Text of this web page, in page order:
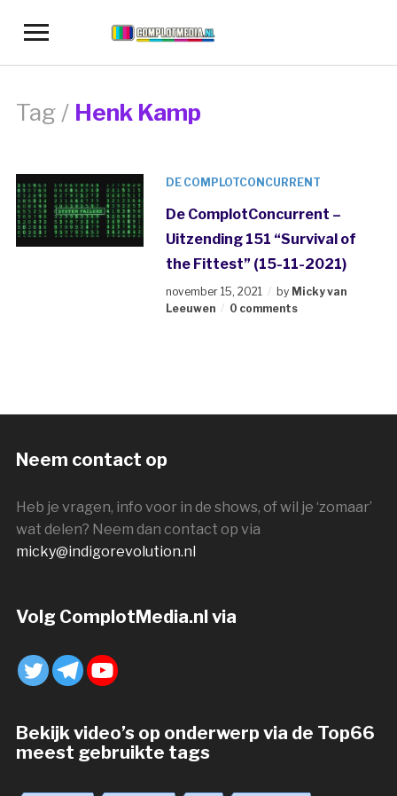
Toggle
navigation
Tag / Henk Kamp
DE COMPLOTCONCURRENT
De ComplotConcurrent –
Uitzending 151 “Survival of
the Fittest” (15-11-2021)
november 15, 2021 by Micky van
Leeuwen
0 comments
Neem contact op
Heb je vragen, info voor in de shows, of wil je ‘zomaar’
wat delen? Neem dan contact op via
micky@indigorevolution.nl
Volg ComplotMedia.nl via
Bekijk video’s op onderwerp via de Top66
meest gebruikte tags